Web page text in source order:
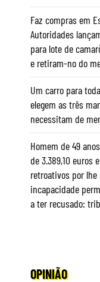
Faz compras em
Autoridades
para lote de
e retiram-no do
Um carro para
elegem as três
necessitam de
Homem de 49
de 3.389,10 euros
retroativos por
incapacidade
a ter recusado:
OPINIÃO